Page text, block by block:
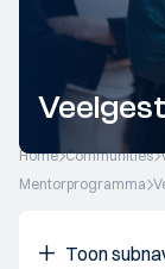
Home Communities
Mentorprogramma
Toon